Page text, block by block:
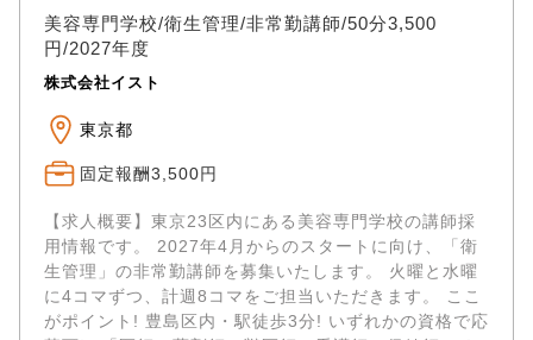
美容専門学校/衛生管理/非常勤講師/50分3,500
円/2027年度
株式会社イスト
東京都
固定報酬3,500円
【求人概要】東京23区内にある美容専門学校の講師採
用情報です。 2027年4月からのスタートに向け、「衛
生管理」の非常勤講師を募集いたします。 火曜と水曜
に4コマずつ、計週8コマをご担当いただきます。 ここ
がポイント! 豊島区内・駅徒歩3分! いずれかの資格で応